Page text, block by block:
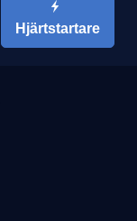
Hjärtstartare